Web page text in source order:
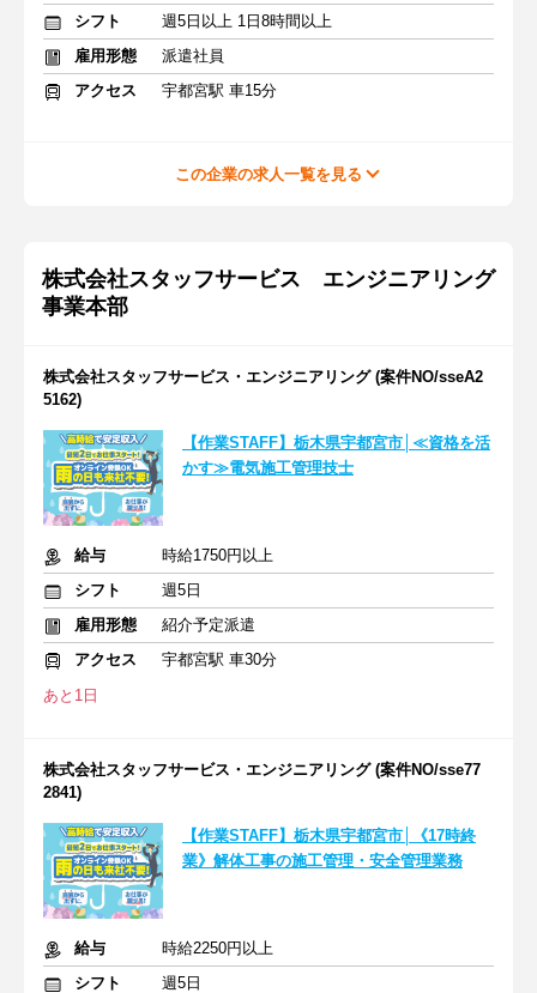
シフト
週5日以上 1日8時間以上
雇用形態
派遣社員
アクセス
宇都宮駅 車15分
この企業の求人一覧を見る
株式会社スタッフサービス エンジニアリング
事業本部
株式会社スタッフサービス・エンジニアリング (案件NO/sseA2
5162)
【作業STAFF】栃木県宇都宮市│≪資格を活
かす≫電気施工管理技士
給与
時給1750円以上
シフト
週5日
雇用形態
紹介予定派遣
アクセス
宇都宮駅 車30分
あと1日
株式会社スタッフサービス・エンジニアリング (案件NO/sse77
2841)
【作業STAFF】栃木県宇都宮市│《17時終
業》解体工事の施工管理・安全管理業務
給与
時給2250円以上
シフト
週5日